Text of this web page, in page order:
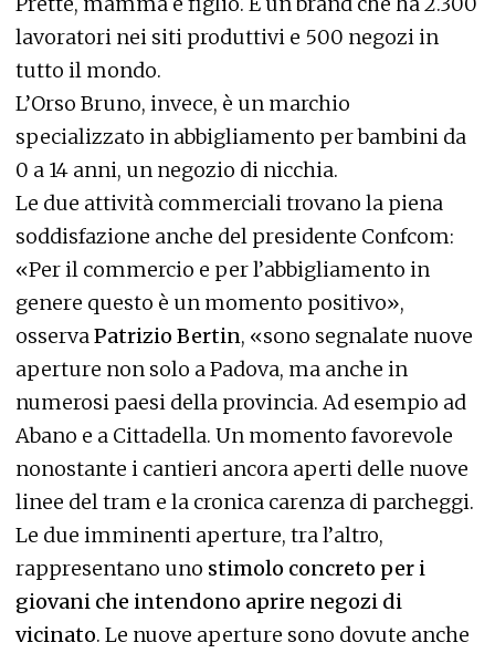
lavoratori nei siti produttivi e 500 negozi in
tutto il mondo.
L’Orso Bruno, invece, è un marchio
specializzato in abbigliamento per bambini da
0 a 14 anni, un negozio di nicchia.
Le due attività commerciali trovano la piena
soddisfazione anche del presidente Confcom:
«Per il commercio e per l’abbigliamento in
genere questo è un momento positivo»,
osserva Patrizio Bertin, «sono segnalate nuove
aperture non solo a Padova, ma anche in
numerosi paesi della provincia. Ad esempio ad
Abano e a Cittadella. Un momento favorevole
nonostante i cantieri ancora aperti delle nuove
linee del tram e la cronica carenza di parcheggi.
Le due imminenti aperture, tra l’altro,
rappresentano uno stimolo concreto per i
giovani che intendono aprire negozi di
vicinato. Le nuove aperture sono dovute anche